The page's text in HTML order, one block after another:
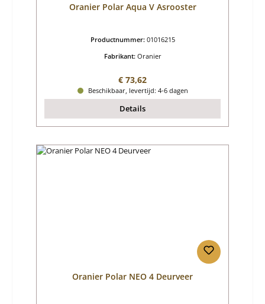
Oranier Polar Aqua V Asrooster
Productnummer: 01016215
Fabrikant: Oranier
Normale prijs:
€ 73,62
Beschikbaar, levertijd: 4-6 dagen
Details
Oranier Polar NEO 4 Deurveer